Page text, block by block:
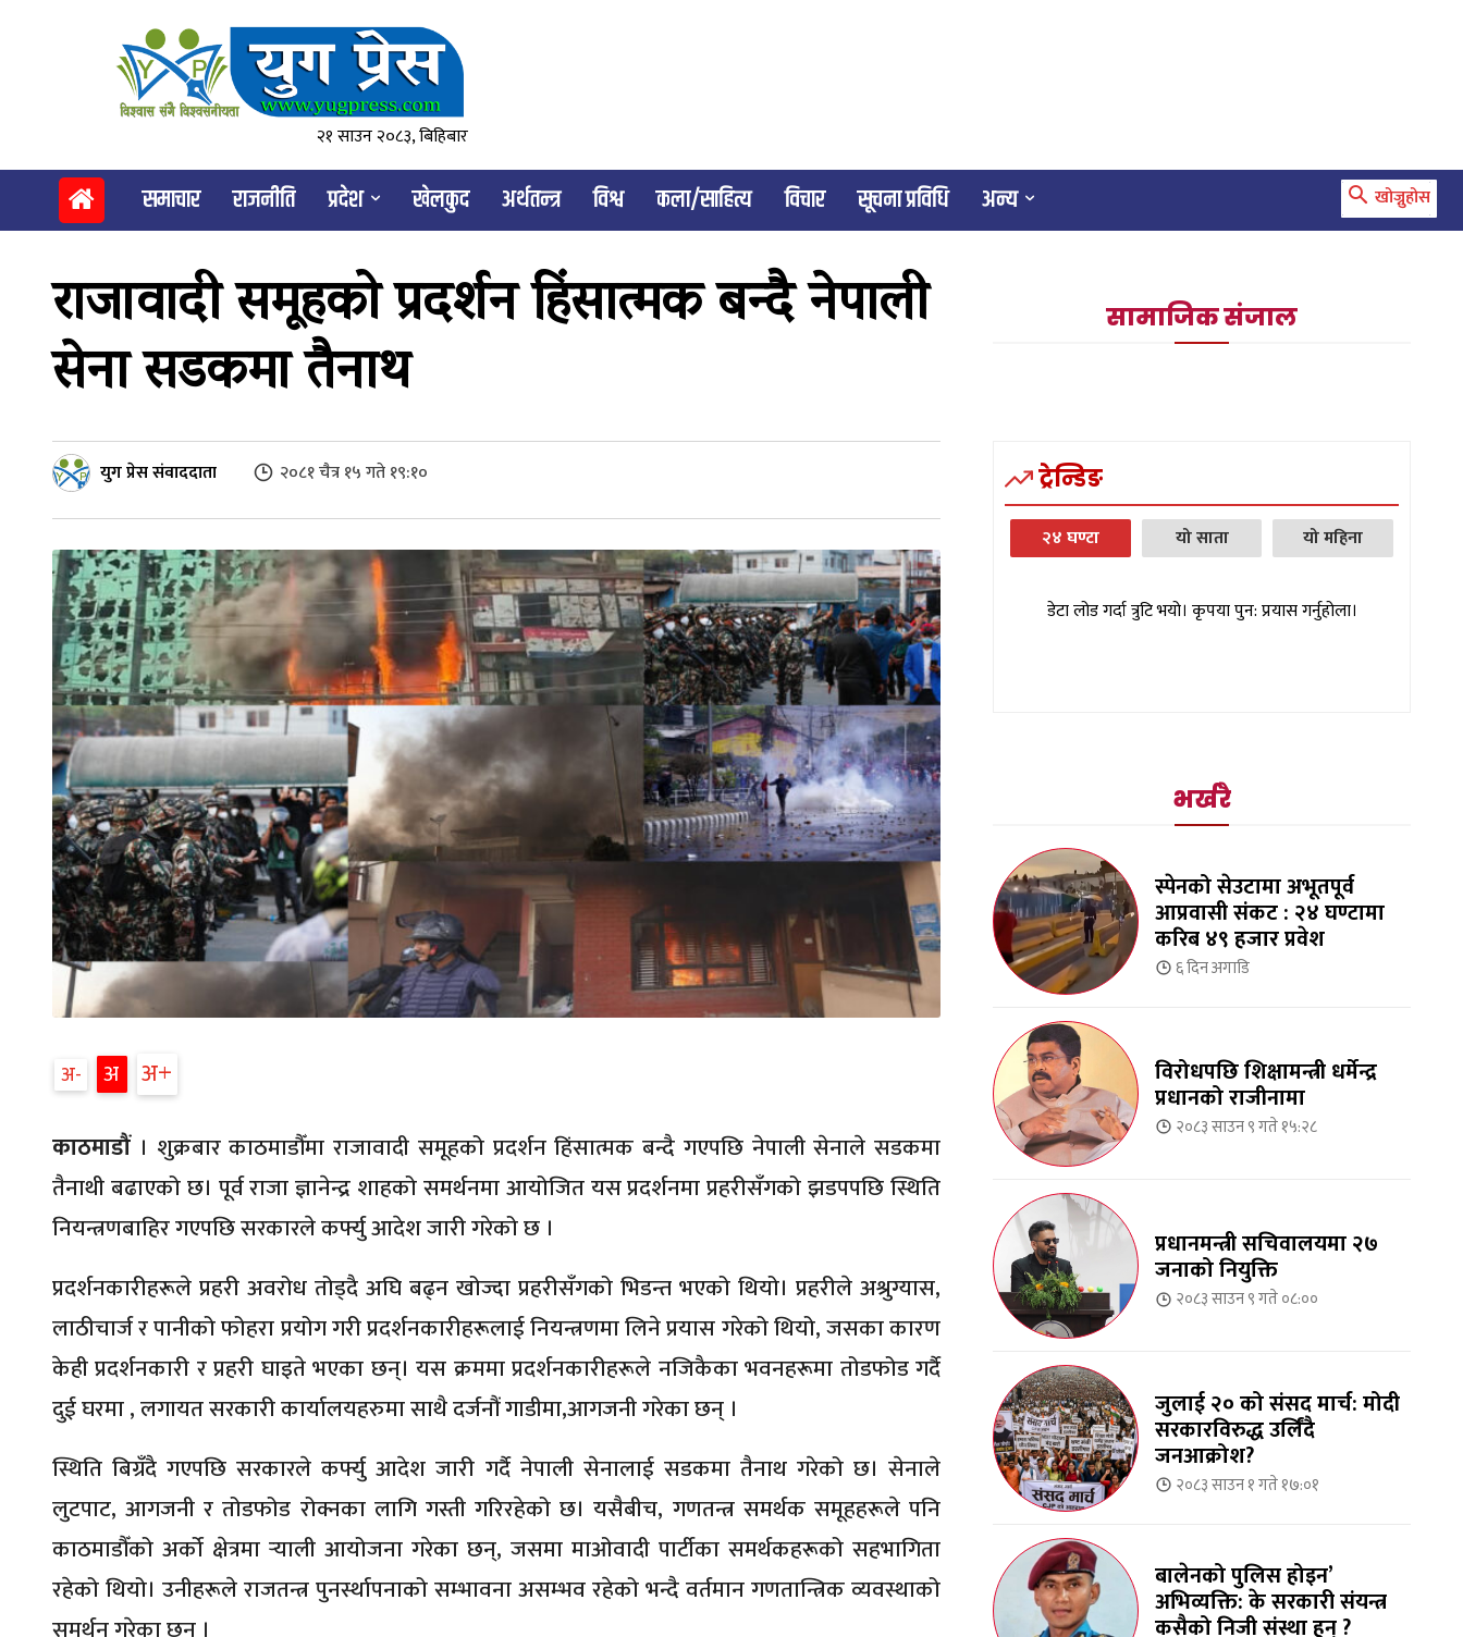
२१ साउन २०८३, बिहिबार
समाचार राजनीति प्रदेश खेलकुद अर्थतन्त्र विश्व कला/साहित्य विचार सूचना प्रविधि अन्य खोज्नुहोस
राजावादी समूहको प्रदर्शन हिंसात्मक बन्दै नेपाली
सेना सडकमा तैनाथ
युग प्रेस संवाददाता २०८१ चैत्र १५ गते १९:१०
अ अ अ
काठमाडौं। शुक्रबार काठमाडौँमा राजावादी समूहको प्रदर्शन हिंसात्मक बन्दै गएपछि नेपाली सेनाले सडकमा
तैनाथी बढाएको छ। पूर्व राजा ज्ञानेन्द्र शाहको समर्थनमा आयोजित यस प्रदर्शनमा प्रहरीसँगको झडपपछि स्थिति
नियन्त्रणबाहिर गएपछि सरकारले कर्फ्यु आदेश जारी गरेको छ । ​
प्रदर्शनकारीहरूले प्रहरी अवरोध तोड्दै अघि बढ्न खोज्दा प्रहरीसँगको भिडन्त भएको थियो। प्रहरीले अश्रुग्यास,
लाठीचार्ज र पानीको फोहरा प्रयोग गरी प्रदर्शनकारीहरूलाई नियन्त्रणमा लिने प्रयास गरेको थियो, जसका कारण
केही प्रदर्शनकारी र प्रहरी घाइते भएका छन्। यस क्रममा प्रदर्शनकारीहरूले नजिकैका भवनहरूमा तोडफोड गर्दै
दुई घरमा , लगायत सरकारी कार्यालयहरुमा साथै दर्जनौं गाडीमा,आगजनी गरेका छन् । ​
स्थिति बिग्रँदै गएपछि सरकारले कर्फ्यु आदेश जारी गर्दै नेपाली सेनालाई सडकमा तैनाथ गरेको छ। सेनाले
लुटपाट, आगजनी र तोडफोड रोक्नका लागि गस्ती गरिरहेको छ। यसैबीच, गणतन्त्र समर्थक समूहहरूले पनि
काठमाडौँको अर्को क्षेत्रमा र्‍याली आयोजना गरेका छन्, जसमा माओवादी पार्टीका समर्थकहरूको सहभागिता
रहेको थियो। उनीहरूले राजतन्त्र पुनर्स्थापनाको सम्भावना असम्भव रहेको भन्दै वर्तमान गणतान्त्रिक व्यवस्थाको
सामाजिक संजाल
ट्रेन्डिङ
२४ घण्टा यो साता यो महिना
डेटा लोड गर्दा त्रुटि भयो। कृपया पुन: प्रयास गर्नुहोला।
भर्खरै
स्पेनको सेउटामा अभूतपूर्व
आप्रवासी संकट : २४ घण्टामा
करिब ४९ हजार प्रवेश
६ दिनअगाडि
विरोधपछि शिक्षामन्त्री धर्मेन्द्र
प्रधानको राजीनामा
२०८३ साउन ९ गते १५:२८
प्रधानमन्त्री सचिवालयमा २७
जनाको नियुक्ति
२०८३ साउन ९ गते ०८:००
जुलाई २० को संसद मार्च: मोदी
सरकारविरुद्ध उर्लिंदै
जनआक्रोश?
२०८३ साउन १ गते १७:०१
बालेनको पुलिस होइन’
अभिव्यक्ति: के सरकारी संयन्त्र
कसैको निजी संस्था हुन् ?